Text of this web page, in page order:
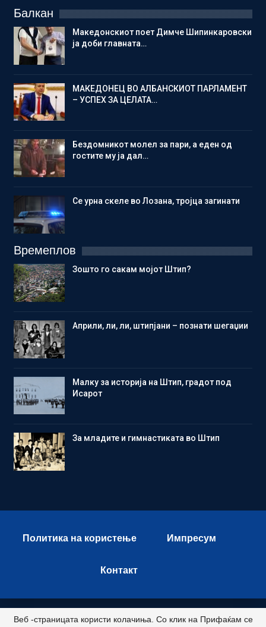
Балкан
Македонскиот поет Димче Шипинкаровски
ја доби главната…
МАКЕДОНЕЦ ВО АЛБАНСКИОТ ПАРЛАМЕНТ
– УСПЕХ ЗА ЦЕЛАТА…
Бездомникот молел за пари, а еден од
гостите му ја дал…
Се урна скеле во Лозана, тројца загинати
Времеплов
Зошто го сакам мојот Штип?
Aприли, ли, ли, штипјани – познати шегаџии
Малку за историја на Штип, градот под
Исарот
Зa младите и гимнастиката во Штип
Политика на користење Импресум
Контакт
© 2026 - Istok Press. All Rights Reserved.
Веб -страницата користи колачиња. Со клик на Прифаќам се